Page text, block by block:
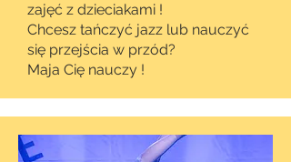
zajęć z dzieciakami !
Chcesz tańczyć jazz lub nauczyć
się przejścia w przód?
Maja Cię nauczy !